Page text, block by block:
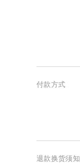
付款方式
退款换货须知